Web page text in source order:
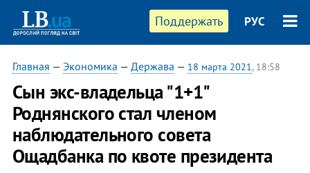
Поддержать РУС
Главная — Экономика — Держава — 18 марта 2021, 18:58
Сын экс-владельца "1+1"
Роднянского стал членом
наблюдательного совета
Ощадбанка по квоте президента